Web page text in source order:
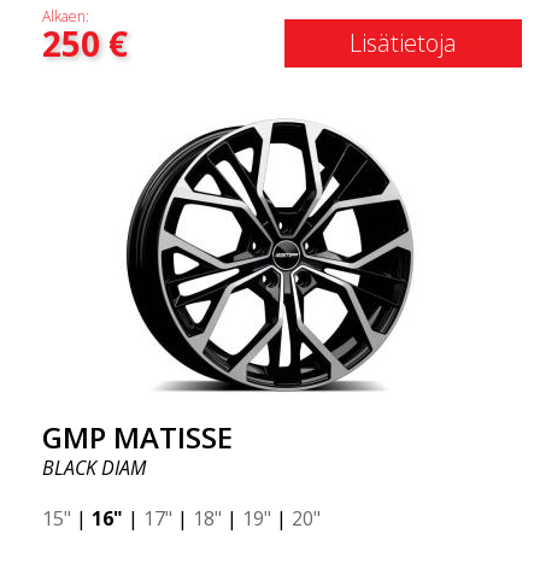
Alkaen:
250€ Lisätietoja
GMP MATISSE
BLACK DIAM
15" | 16" | 17" | 18" | 19" | 20"